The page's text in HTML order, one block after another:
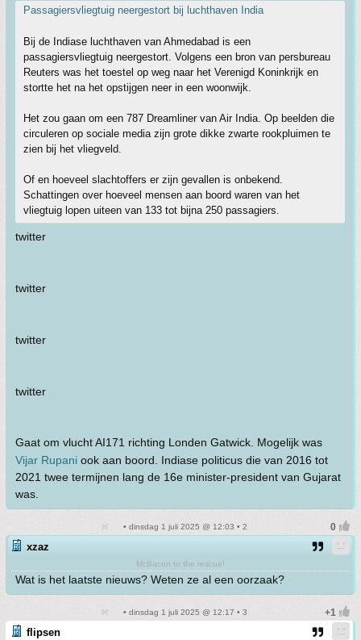
Passagiersvliegtuig neergestort bij luchthaven India
Bij de Indiase luchthaven van Ahmedabad is een
passagiersvliegtuig neergestort. Volgens een bron van persbureau
Reuters was het toestel op weg naar het Verenigd Koninkrijk en
stortte het na het opstijgen neer in een woonwijk.
Het zou gaan om een 787 Dreamliner van Air India. Op beelden die
circuleren op sociale media zijn grote dikke zwarte rookpluimen te
zien bij het vliegveld.
Of en hoeveel slachtoffers er zijn gevallen is onbekend.
Schattingen over hoeveel mensen aan boord waren van het
vliegtuig lopen uiteen van 133 tot bijna 250 passagiers.
twitter
twitter
twitter
twitter
Gaat om vlucht AI171 richting Londen Gatwick. Mogelijk was
Vijar Rupani ook aan boord. Indiase politicus die van 2016 tot
2021 twee termijnen lang de 16e minister-president van Gujarat
was.
• dinsdag 1 juli 2025 @ 12:03 • 2
xzaz
McBacon to the rescue!
Wat is het laatste nieuws? Weten ze al een oorzaak?
• dinsdag 1 juli 2025 @ 12:17 • 3
flipsen